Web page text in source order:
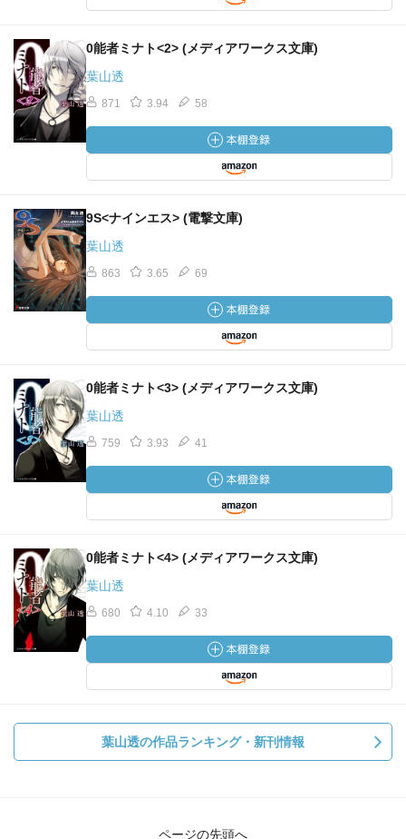
0能者ミナト<2> (メディアワークス文庫)
葉山透
871 3.94 58
9S<ナインエス> (電撃文庫)
葉山透
863 3.65 69
0能者ミナト<3> (メディアワークス文庫)
葉山透
759 3.93 41
0能者ミナト<4> (メディアワークス文庫)
葉山透
680 4.10 33
葉山透の作品ランキング・新刊情報
ページの先頭へ